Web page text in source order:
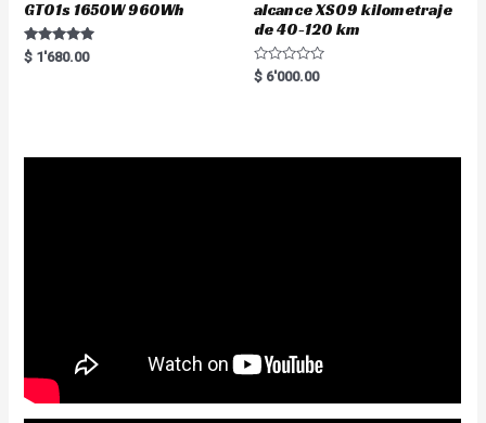
GT01s 1650W 960Wh
Rated
5.00
$ 1'680.00
alcance XS09 kilometraje
de 40-120 km
R
a
$ 6'000.00